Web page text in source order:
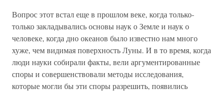
Вопрос этот встал еще в прошлом веке, когда только-
только закладывались основы наук о Земле и наук о
человеке, когда дно океанов было известно нам много
хуже, чем видимая поверхность Луны. И в то время, когда
люди науки собирали факты, вели аргументированные
споры и совершенствовали методы исследования,
которые могли бы эти споры разрешить, появились